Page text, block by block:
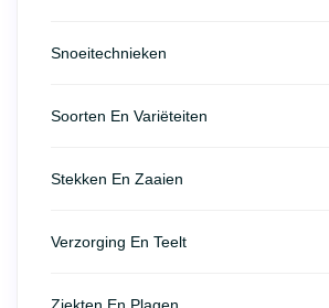
Snoeitechnieken
Soorten En Variëteiten
Stekken En Zaaien
Verzorging En Teelt